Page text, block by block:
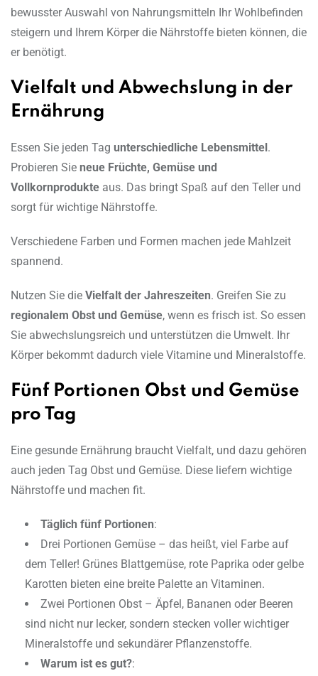
bewusster Auswahl von Nahrungsmitteln Ihr Wohlbefinden
steigern und Ihrem Körper die Nährstoffe bieten können, die
er benötigt.
Vielfalt und Abwechslung in der
Ernährung
Essen Sie jeden Tag unterschiedliche Lebensmittel.
Probieren Sie neue Früchte, Gemüse und
Vollkornprodukte aus. Das bringt Spaß auf den Teller und
sorgt für wichtige Nährstoffe.
Verschiedene Farben und Formen machen jede Mahlzeit
spannend.
Nutzen Sie die Vielfalt der Jahreszeiten. Greifen Sie zu
regionalem Obst und Gemüse, wenn es frisch ist. So essen
Sie abwechslungsreich und unterstützen die Umwelt. Ihr
Körper bekommt dadurch viele Vitamine und Mineralstoffe.
Fünf Portionen Obst und Gemüse
pro Tag
Eine gesunde Ernährung braucht Vielfalt, und dazu gehören
auch jeden Tag Obst und Gemüse. Diese liefern wichtige
Nährstoffe und machen fit.
Täglich fünf Portionen:
Drei Portionen Gemüse – das heißt, viel Farbe auf
dem Teller! Grünes Blattgemüse, rote Paprika oder gelbe
Karotten bieten eine breite Palette an Vitaminen.
Zwei Portionen Obst – Äpfel, Bananen oder Beeren
sind nicht nur lecker, sondern stecken voller wichtiger
Mineralstoffe und sekundärer Pflanzenstoffe.
Warum ist es gut?: